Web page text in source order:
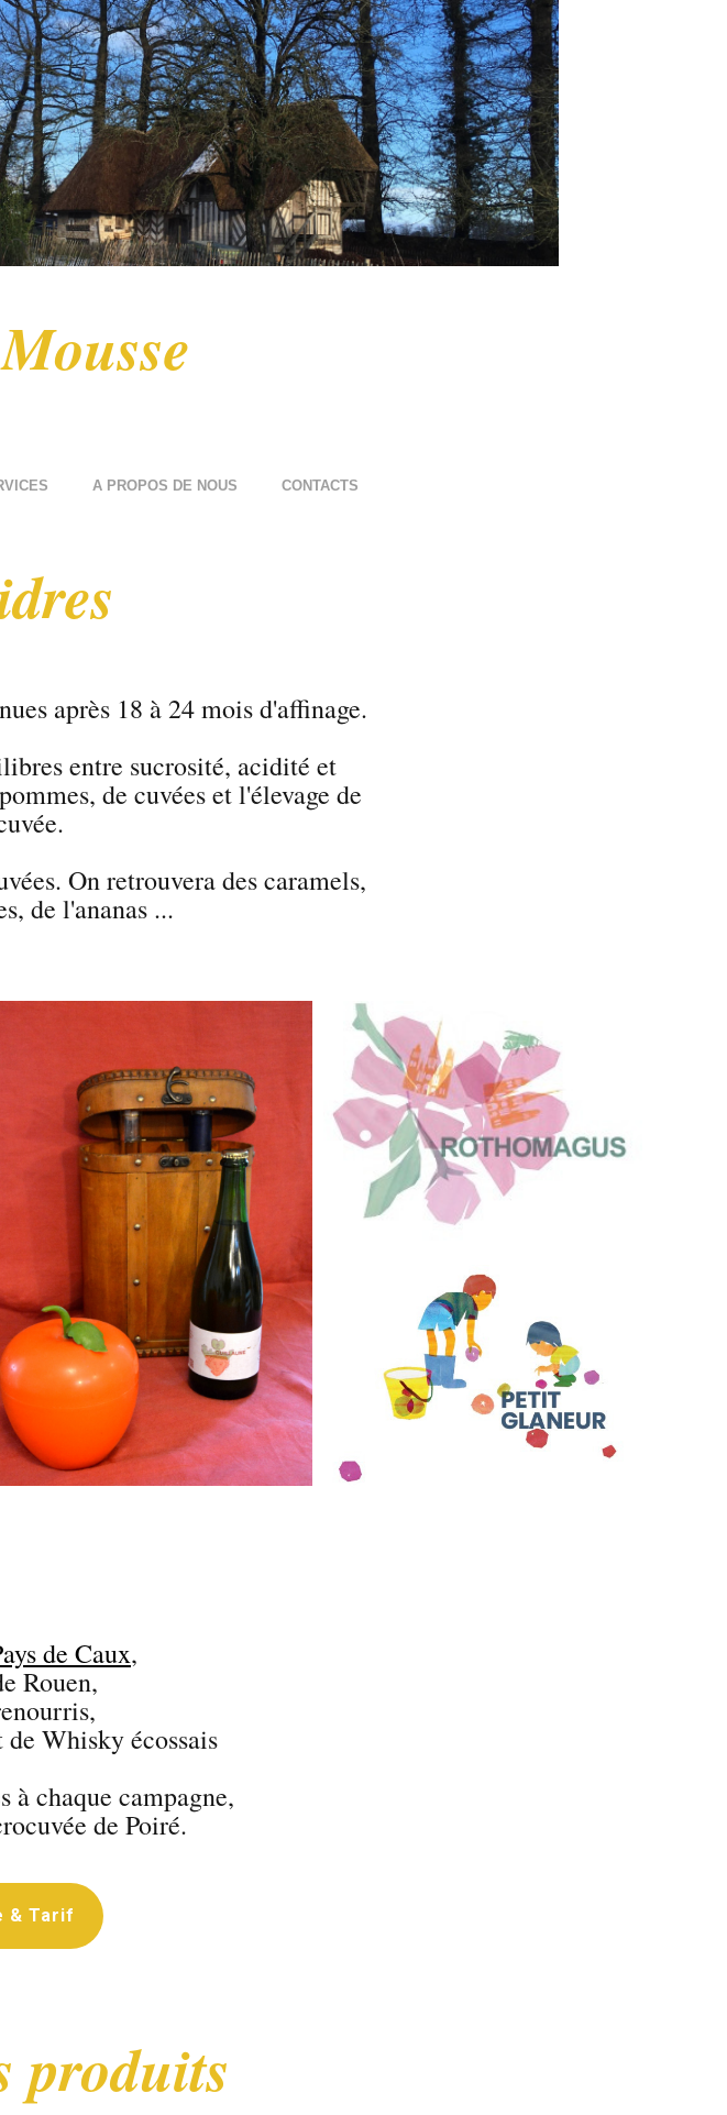
A PROPOS DE NOUS CONTACTS
après 18 à 24 mois d'affinage.
entre sucrosité, acidité et
de cuvées et l'élevage de
On retrouvera des caramels,
de l'ananas ...
de Caux,
Rouen,
de Whisky écossais
à chaque campagne,
de Poiré.
& Tarif
produits